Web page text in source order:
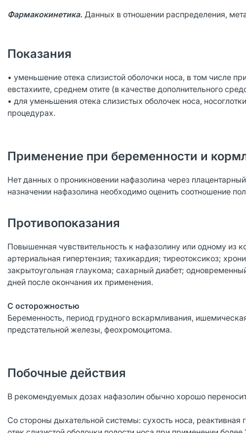
Фармакокинетика. Данных в отношении распределения,
Показания
• уменьшение отека слизистой оболочки носа, в том числе
евстахиите, среднем отите (в качестве дополнительного
• для уменьшения отека слизистых оболочек носа,
процедурах.
Применение при беременности и
Нет данных о проникновении нафазолина через
назначении нафазолина необходимо оценить соотношение
Противопоказания
Повышенная чувствительность к нафазолину или одному из
артериальная гипертензия; тахикардия; тиреотоксикоз;
закрытоугольная глаукома; сахарный диабет;
дней после окончания их применения.
С осторожностью
Беременность, период грудного вскармливания,
предстательной железы, феохромоцитома.
Побочные действия
В рекомендуемых дозах нафазолин обычно хорошо
Со стороны дыхательной системы: сухость носа,